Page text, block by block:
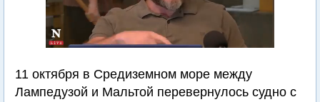
11 октября в Средиземном море между
Лампедузой и Мальтой перевернулось судно с